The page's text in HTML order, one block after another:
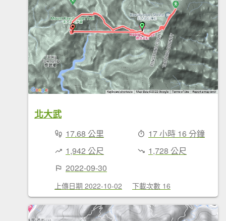
北大武
17.68 公里
17 小時 16 分鐘
1,942 公尺
1,728 公尺
2022-09-30
上傳日期 2022-10-02 下載次數 16